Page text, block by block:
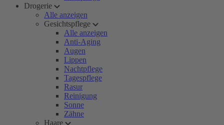
Drogerie
Alle anzeigen
Gesichtspflege
Alle anzeigen
Anti-Aging
Augen
Lippen
Nachtpflege
Tagespflege
Rasur
Reinigung
Sonne
Zähne
Haare